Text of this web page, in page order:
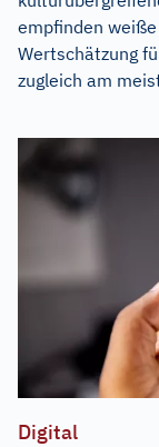
empfinden
Wertschätzung
zugleich am
Digital